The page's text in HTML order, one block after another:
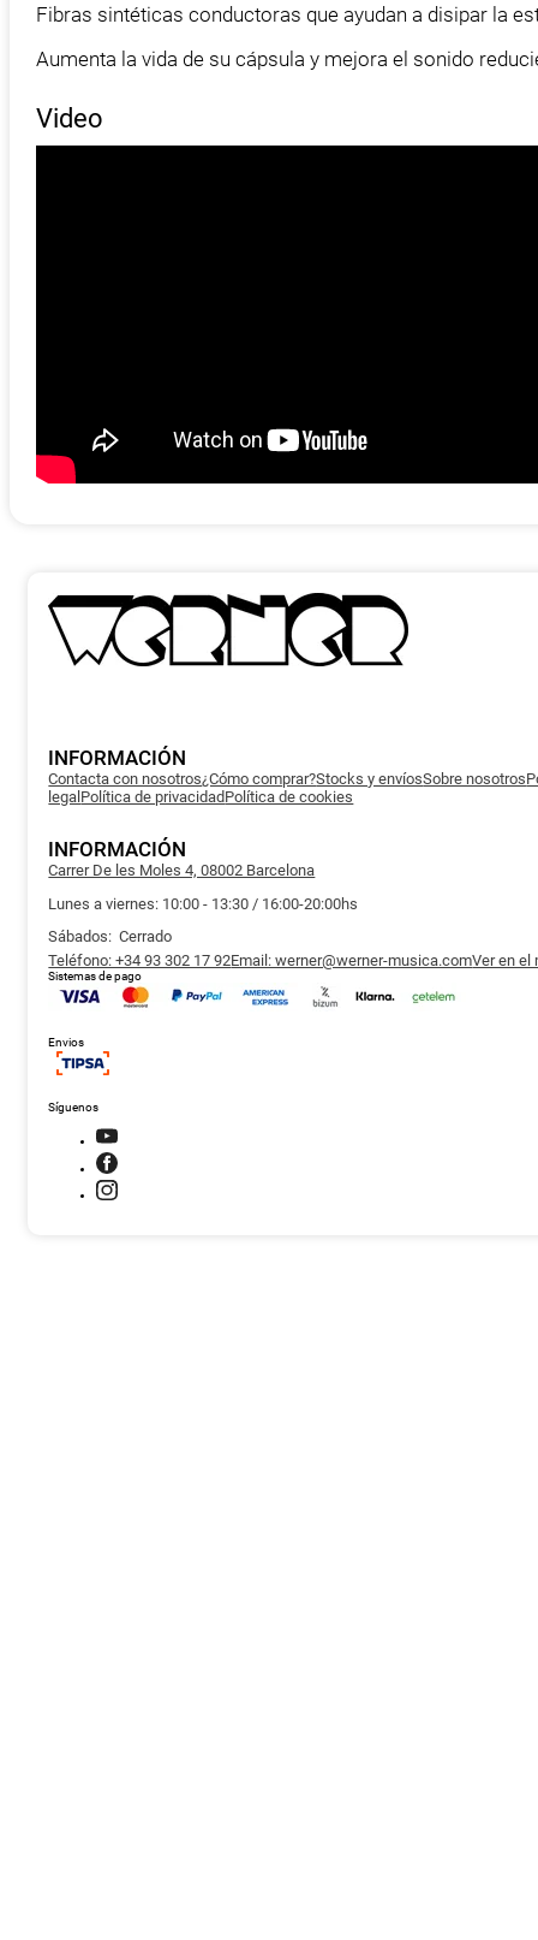
Fibras sintéticas conductoras que ayudan a disipar la
Aumenta la vida de su cápsula y mejora el sonido
Video
INFORMACIÓN
Contacta con nosotros¿Cómo comprar?Stocks y envíosSobre nosotros
legalPolítica de privacidadPolítica de cookies
INFORMACIÓN
Carrer De les Moles 4, 08002 Barcelona
Lunes a viernes: 10:00 - 13:30 / 16:00-20:00hs
Sábados: Cerrado
Teléfono: +34 93 302 17 92Email: werner@werner-musica.comVer en el
Sistemas de pago
Envios
Síguenos